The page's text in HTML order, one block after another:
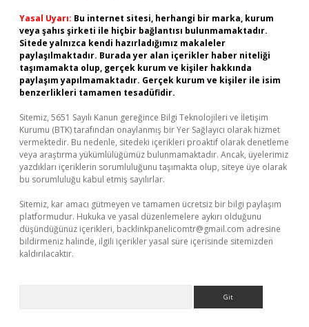
Yasal Uyarı: Bu internet sitesi, herhangi bir marka, kurum
veya şahıs şirketi ile hiçbir bağlantısı bulunmamaktadır.
Sitede yalnızca kendi hazırladığımız makaleler
paylaşılmaktadır. Burada yer alan içerikler haber niteliği
taşımamakta olup, gerçek kurum ve kişiler hakkında
paylaşım yapılmamaktadır. Gerçek kurum ve kişiler ile isim
benzerlikleri tamamen tesadüfidir.
Sitemiz, 5651 Sayılı Kanun gereğince Bilgi Teknolojileri ve İletişim
Kurumu (BTK) tarafından onaylanmış bir Yer Sağlayıcı olarak hizmet
vermektedir. Bu nedenle, sitedeki içerikleri proaktif olarak denetleme
veya araştırma yükümlülüğümüz bulunmamaktadır. Ancak, üyelerimiz
yazdıkları içeriklerin sorumluluğunu taşımakta olup, siteye üye olarak
bu sorumluluğu kabul etmiş sayılırlar.
Sitemiz, kar amacı gütmeyen ve tamamen ücretsiz bir bilgi paylaşım
platformudur. Hukuka ve yasal düzenlemelere aykırı olduğunu
düşündüğünüz içerikleri, backlinkpanelicomtr@gmail.com adresine
bildirmeniz halinde, ilgili içerikler yasal süre içerisinde sitemizden
kaldırılacaktır.